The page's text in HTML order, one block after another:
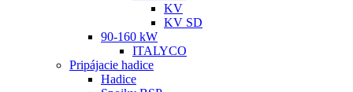
KV
KV SD
90-160 kW
ITALYCO
Pripájacie hadice
Hadice